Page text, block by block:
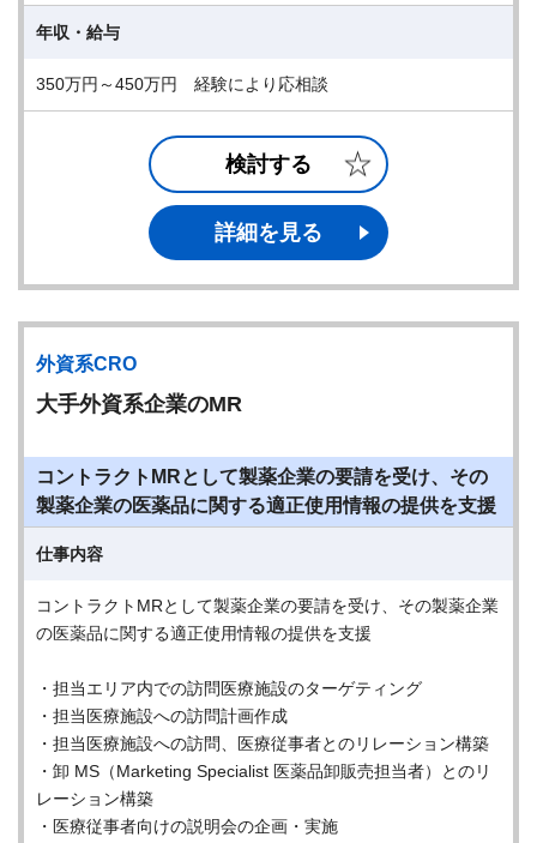
年収・給与
350万円～450万円 経験により応相談
検討する
詳細を見る
外資系CRO
大手外資系企業のMR
コントラクトMRとして製薬企業の要請を受け、その
製薬企業の医薬品に関する適正使用情報の提供を支援
仕事内容
コントラクトMRとして製薬企業の要請を受け、その製薬企業
の医薬品に関する適正使用情報の提供を支援
・担当エリア内での訪問医療施設のターゲティング
・担当医療施設への訪問計画作成
・担当医療施設への訪問、医療従事者とのリレーション構築
・卸 MS（Marketing Specialist 医薬品卸販売担当者）とのリ
レーション構築
・医療従事者向けの説明会の企画・実施